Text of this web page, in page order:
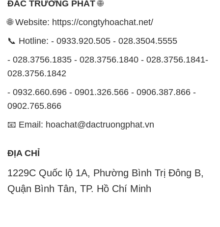
ĐẮC TRƯỜNG PHÁT🌐
🌐 Website: https://congtyhoachat.net/
📞 Hotline: - 0933.920.505 - 028.3504.5555
- 028.3756.1835 - 028.3756.1840 - 028.3756.1841-
028.3756.1842
- 0932.660.696 - 0901.326.566 - 0906.387.866 -
0902.765.866
📧 Email: hoachat@dactruongphat.vn
ĐỊA CHỈ
1229C Quốc lộ 1A, Phường Bình Trị Đông B,
Quận Bình Tân, TP. Hồ Chí Minh